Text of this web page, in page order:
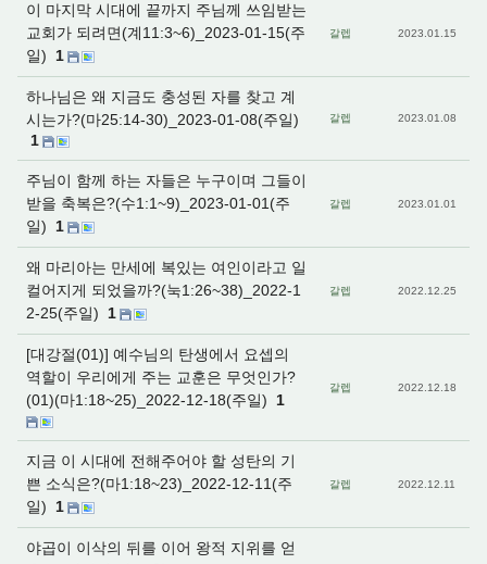
이 마지막 시대에 끝까지 주님께 쓰임받는
교회가 되려면(계11:3~6)_2023-01-15(주
일)
1
갈렙 2023.01.15
하나님은 왜 지금도 충성된 자를 찾고 계
시는가?(마25:14-30)_2023-01-08(주일)
1
갈렙 2023.01.08
주님이 함께 하는 자들은 누구이며 그들이
받을 축복은?(수1:1~9)_2023-01-01(주
일)
1
갈렙 2023.01.01
왜 마리아는 만세에 복있는 여인이라고 일
컬어지게 되었을까?(눅1:26~38)_2022-1
2-25(주일)
1
갈렙 2022.12.25
[대강절(01)] 예수님의 탄생에서 요셉의
역할이 우리에게 주는 교훈은 무엇인가?
(01)(마1:18~25)_2022-12-18(주일)
1
갈렙 2022.12.18
지금 이 시대에 전해주어야 할 성탄의 기
쁜 소식은?(마1:18~23)_2022-12-11(주
일)
1
갈렙 2022.12.11
야곱이 이삭의 뒤를 이어 왕적 지위를 얻